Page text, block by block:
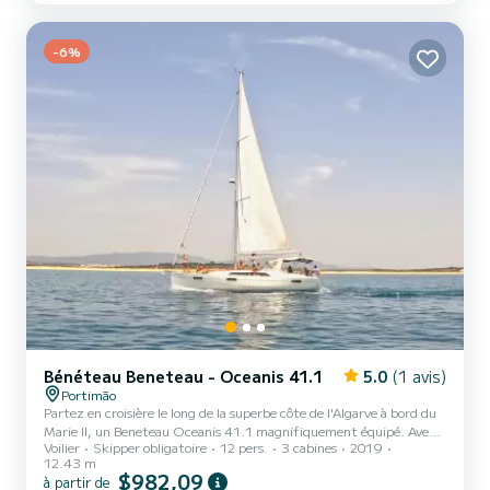
tapas e snacks. Pra...
-6%
Bénéteau Beneteau - Oceanis 41.1 5.0 (1 avis)
Portimão
Partez en croisière le long de la superbe côte de l'Algarve à bord du
Marie II, un Beneteau Oceanis 41.1 magnifiquement équipé. Avec
trois cabines spacieuses, deux salles de bains, une cuisine
entièrement équipée et une grande plateforme de baignade, ce
yacht peut accueillir confortablement jusqu'à 10 invités, en faisant
Voilier Skipper obligatoire 12 pers. 3 cabines
2019
12.43 m
à partir de $982,09